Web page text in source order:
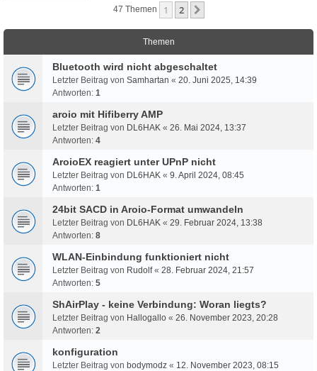
47 Themen 1 2
Themen
Bluetooth wird nicht abgeschaltet
Letzter Beitrag von Samhartan « 20. Juni 2025, 14:39
Antworten: 1
aroio mit Hifiberry AMP
Letzter Beitrag von DL6HAK « 26. Mai 2024, 13:37
Antworten: 4
AroioEX reagiert unter UPnP nicht
Letzter Beitrag von DL6HAK « 9. April 2024, 08:45
Antworten: 1
24bit SACD in Aroio-Format umwandeln
Letzter Beitrag von DL6HAK « 29. Februar 2024, 13:38
Antworten: 8
WLAN-Einbindung funktioniert nicht
Letzter Beitrag von Rudolf« 28. Februar 2024, 21:57
Antworten: 5
ShAirPlay - keine Verbindung: Woran liegts?
Letzter Beitrag von Hallogallo « 26. November 2023, 20:28
Antworten: 2
konfiguration
Letzter Beitrag von bodymodz « 12. November 2023, 08:15